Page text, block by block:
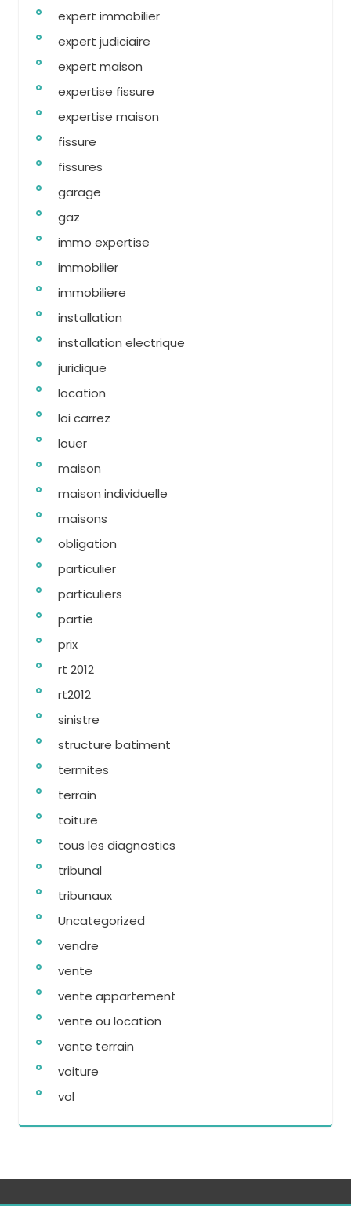
expert immobilier
expert judiciaire
expert maison
expertise fissure
expertise maison
fissure
fissures
garage
gaz
immo expertise
immobilier
immobiliere
installation
installation electrique
juridique
location
loi carrez
louer
maison
maison individuelle
maisons
obligation
particulier
particuliers
partie
prix
rt 2012
rt2012
sinistre
structure batiment
termites
terrain
toiture
tous les diagnostics
tribunal
tribunaux
Uncategorized
vendre
vente
vente appartement
vente ou location
vente terrain
voiture
vol